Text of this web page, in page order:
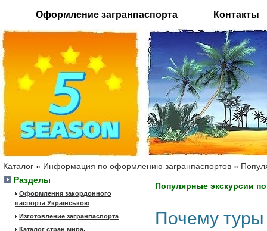
Оформление загранпаспорта Контакты
Каталог » Информация по оформлению загранпаспортов »
Разделы
Оформлення закордонного
паспорта Українською
Изготовление загранпаспорта
Каталог стран мира.
Популярные экскурсии
Почему туры